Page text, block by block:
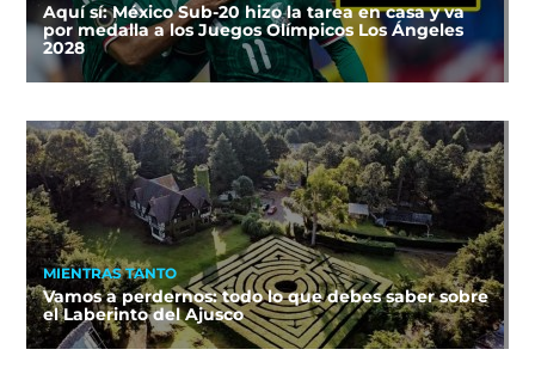
Aquí sí: México Sub-20 hizo la tarea en casa y va
por medalla a los Juegos Olímpicos Los Ángeles
2028
MIENTRAS TANTO
Vamos a perdernos: todo lo que debes saber sobre
el Laberinto del Ajusco